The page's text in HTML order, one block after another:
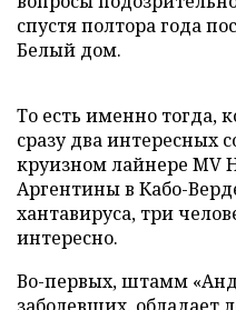
спустя полтора года
Белый дом.
То есть именно тогда,
сразу два интересных
круизном лайнере MV
Аргентины в Кабо-
хантавируса, три
интересно.
Во-первых, штамм